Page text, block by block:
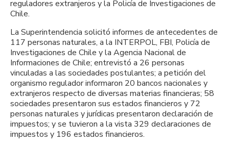
reguladores extranjeros y la Policía de Investigaciones de
Chile.
La Superintendencia solicitó informes de antecedentes de
117 personas naturales, a la INTERPOL, FBI, Policía de
Investigaciones de Chile y la Agencia Nacional de
Informaciones de Chile; entrevistó a 26 personas
vinculadas a las sociedades postulantes; a petición del
organismo regulador informaron 20 bancos nacionales y
extranjeros respecto de diversas materias financieras; 58
sociedades presentaron sus estados financieros y 72
personas naturales y jurídicas presentaron declaración de
impuestos; y se tuvieron a la vista 329 declaraciones de
impuestos y 196 estados financieros.